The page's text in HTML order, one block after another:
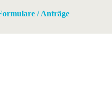
/ Anträge